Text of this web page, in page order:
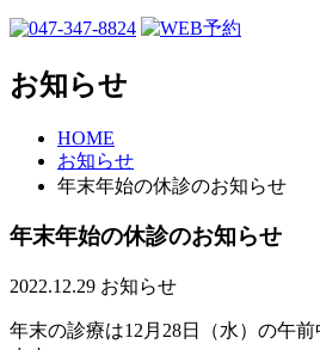
お知らせ
HOME
お知らせ
年末年始の休診のお知らせ
年末年始の休診のお知らせ
2022.12.29 お知らせ
年末の診療は12月28日（水）の午